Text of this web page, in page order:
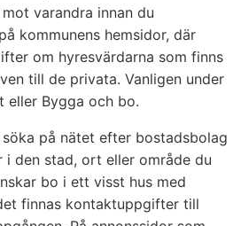
varandra innan du
kommunens hemsidor, där
om hyresvärdarna som finns
till de privata. Vanligen under
eller Bygga och bo.
på nätet efter bostadsbolag
i den stad, ort eller område du
bo i ett visst hus med
finnas kontaktuppgifter till